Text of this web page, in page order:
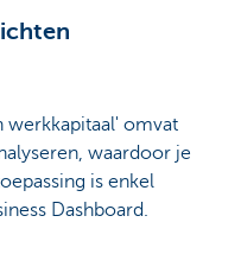
werkkapitaal' omvat
waardoor je
is enkel
Dashboard.